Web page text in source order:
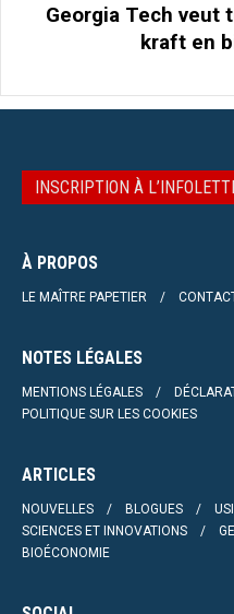
Georgia Tech veut
kraft en
INSCRIPTION À
À PROPOS
LE MAÎTRE PAPETIER
NOTES LÉGALES
MENTIONS LÉGALES
POLITIQUE SUR LES COOKIES
ARTICLES
NOUVELLES BLOGUES
SCIENCES ET INNOVATIONS
BIOÉCONOMIE